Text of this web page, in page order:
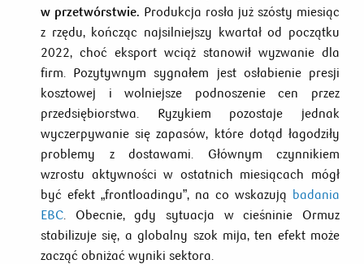
w przetwórstwie. Produkcja rosła już szósty miesiąc
z rzędu, kończąc najsilniejszy kwartał od początku
2022, choć eksport wciąż stanowił wyzwanie dla
firm. Pozytywnym sygnałem jest osłabienie presji
kosztowej i wolniejsze podnoszenie cen przez
przedsiębiorstwa. Ryzykiem pozostaje jednak
wyczerpywanie się zapasów, które dotąd łagodziły
problemy z dostawami. Głównym czynnikiem
wzrostu aktywności w ostatnich miesiącach mógł
być efekt „frontloadingu”, na co wskazują badania
EBC. Obecnie, gdy sytuacja w cieśninie Ormuz
stabilizuje się, a globalny szok mija, ten efekt może
zacząć obniżać wyniki sektora.